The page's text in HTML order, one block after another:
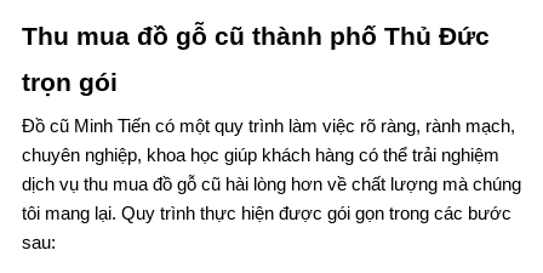
Thu mua đồ gỗ cũ thành phố Thủ Đức
trọn gói
Đồ cũ Minh Tiến có một quy trình làm việc rõ ràng, rành mạch,
chuyên nghiệp, khoa học giúp khách hàng có thể trải nghiệm
dịch vụ thu mua đồ gỗ cũ hài lòng hơn về chất lượng mà chúng
tôi mang lại. Quy trình thực hiện được gói gọn trong các bước
sau: